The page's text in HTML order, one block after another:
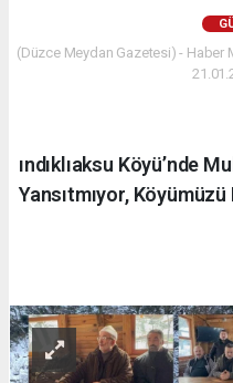
(Düzce Meydan Gazetesi) - Haber
ındıklıaksu Köyü’nde
Yansıtmıyor,